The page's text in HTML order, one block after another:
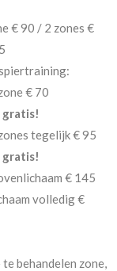
€ 90 / 2 zones €
€ 70
gratis!
tegelijk € 95
gratis!
€ 145
volledig €
behandelen zone,